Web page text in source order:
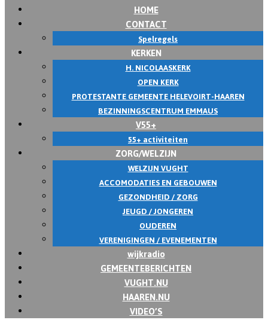
HOME
CONTACT
Spelregels
KERKEN
H. NICOLAASKERK
OPEN KERK
PROTESTANTE GEMEENTE HELEVOIRT-HAAREN
BEZINNINGSCENTRUM EMMAUS
V55+
55+ activiteiten
ZORG/WELZIJN
WELZIJN VUGHT
ACCOMODATIES EN GEBOUWEN
GEZONDHEID / ZORG
JEUGD / JONGEREN
OUDEREN
VERENIGINGEN / EVENEMENTEN
wijkradio
GEMEENTEBERICHTEN
VUGHT.NU
HAAREN.NU
VIDEO’S